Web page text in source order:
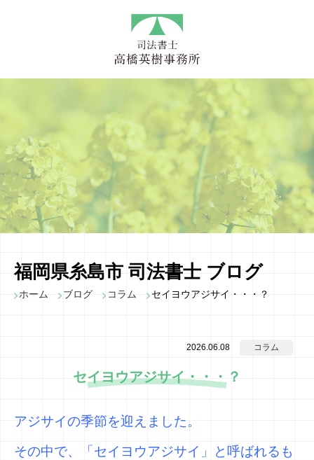
福岡県糸島市 司法書士 ブログ
ホーム ブログ コラム セイヨウアジサイ・・・？
2026.06.08 コラム
セイヨウアジサイ・・・？
アジサイの季節を迎えました。
その中で、「セイヨウアジサイ」と呼ばれるも